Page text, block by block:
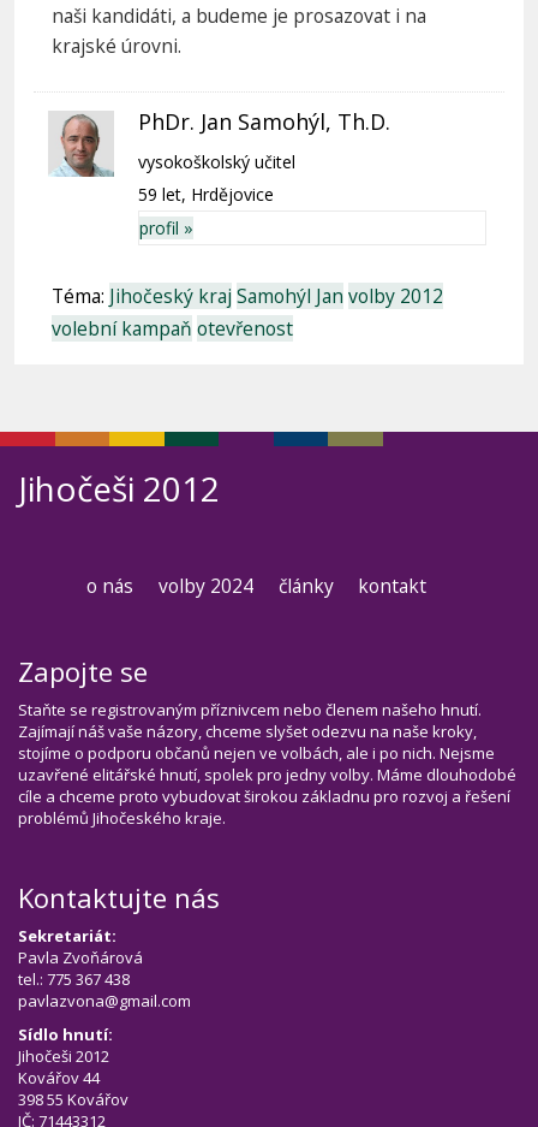
naši kandidáti, a budeme je prosazovat i na
krajské úrovni.
PhDr. Jan Samohýl, Th.D.
vysokoškolský učitel
59 let, Hrdějovice
profil »
Téma: Jihočeský kraj Samohýl Jan volby 2012
volební kampaň otevřenost
Jihočeši 2012
o nás volby 2024 články kontakt
Zapojte se
Staňte se registrovaným příznivcem nebo členem našeho hnutí.
Zajímají náš vaše názory, chceme slyšet odezvu na naše kroky,
stojíme o podporu občanů nejen ve volbách, ale i po nich. Nejsme
uzavřené elitářské hnutí, spolek pro jedny volby. Máme dlouhodobé
cíle a chceme proto vybudovat širokou základnu pro rozvoj a řešení
problémů Jihočeského kraje.
Kontaktujte nás
Sekretariát:
Pavla Zvoňárová
tel.: 775 367 438
pavlazvona@gmail.com
Sídlo hnutí:
Jihočeši 2012
Kovářov 44
398 55 Kovářov
IČ: 71443312